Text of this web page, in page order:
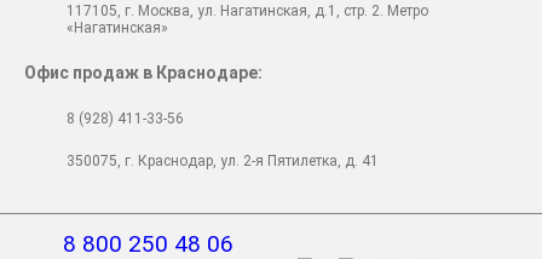
8 800 250 48 06
117105, г. Москва, ул. Нагатинская, д.1, стр. 2. Метро
«Нагатинская»
Офис продаж в Краснодаре:
8 (928) 411-33-56
350075, г. Краснодар, ул. 2-я Пятилетка, д. 41